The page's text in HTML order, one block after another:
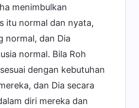
menimbulkan
itu normal dan nyata,
normal, dan Dia
normal. Bila Roh
dengan kebutuhan
dan Dia secara
diri mereka dan